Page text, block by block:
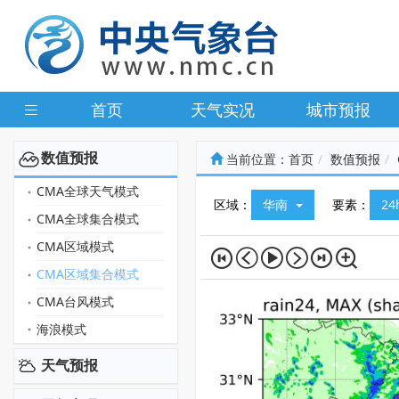
首页 天气实况 城市预报
数值预报
CMA全球天气模式
CMA全球集合模式
CMA区域模式
CMA区域集合模式
CMA台风模式
海浪模式
天气预报
当前位置： 首页 数值预报
区域： 华南 要素：